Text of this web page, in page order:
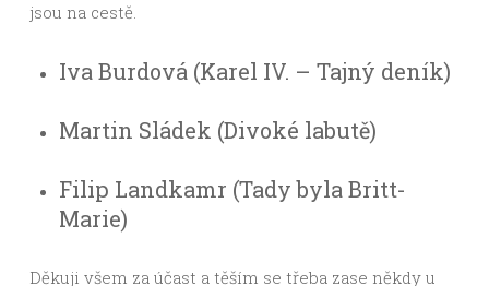
jsou na cestě.
Iva Burdová (Karel IV. – Tajný deník)
Martin Sládek (Divoké labutě)
Filip Landkamr (Tady byla Britt-
Marie)
Děkuji všem za účast a těším se třeba zase někdy u